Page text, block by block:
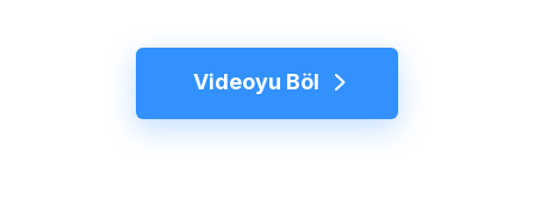
Videoyu Böl